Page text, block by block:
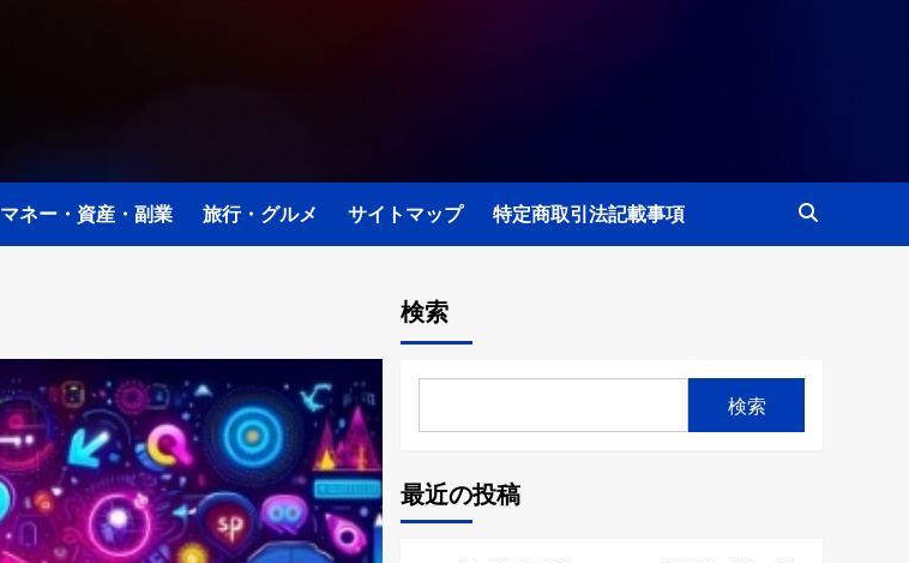
マネー・資産・副業 旅行・グルメ サイトマップ 特定商取引法記載事項
検索
検索
最近の投稿